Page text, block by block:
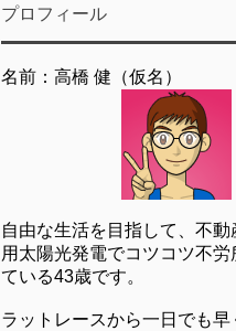
プロフィール
名前：高橋 健（仮名）
自由な生活を目指して、不動
用太陽光発電でコツコツ不労
ている43歳です。
ラットレースから一日でも早